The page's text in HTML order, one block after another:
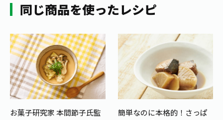
同じ商品を使ったレシピ
お菓子研究家 本間節子氏監
簡単なのに本格的！さっぱ